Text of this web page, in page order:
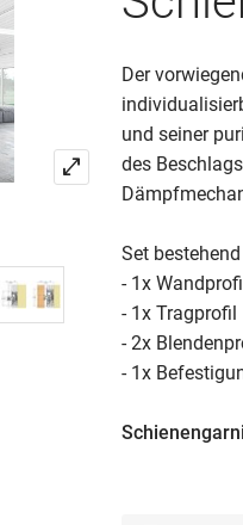
Der
und seiner
des
Set
- 1x
- 1x Tragprofil
- 2x
- 1x